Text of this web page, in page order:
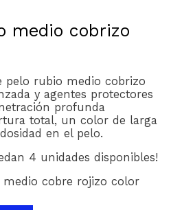
medio cobrizo
pelo rubio medio cobrizo
y agentes protectores
profunda
total, un color de larga
en el pelo.
4 unidades disponibles!
cobre rojizo color